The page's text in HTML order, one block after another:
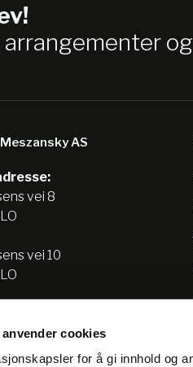
cookies
for å gi innhold og
AS
vei 8
vei 10